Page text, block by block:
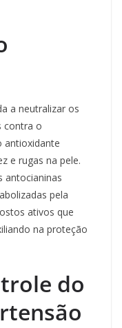
a neutralizar os
contra o
antioxidante
e rugas na pele.
antocianinas
pela
ativos que
na proteção
do